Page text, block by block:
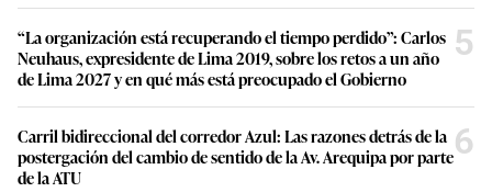
“La organización está recuperando el tiempo perdido”: Carlos
Neuhaus, expresidente de Lima 2019, sobre los retos a un año
de Lima 2027 y en qué más está preocupado el Gobierno
5
Carril bidireccional del corredor Azul: Las razones detrás de la
postergación del cambio de sentido de la Av. Arequipa por parte
de la ATU
6